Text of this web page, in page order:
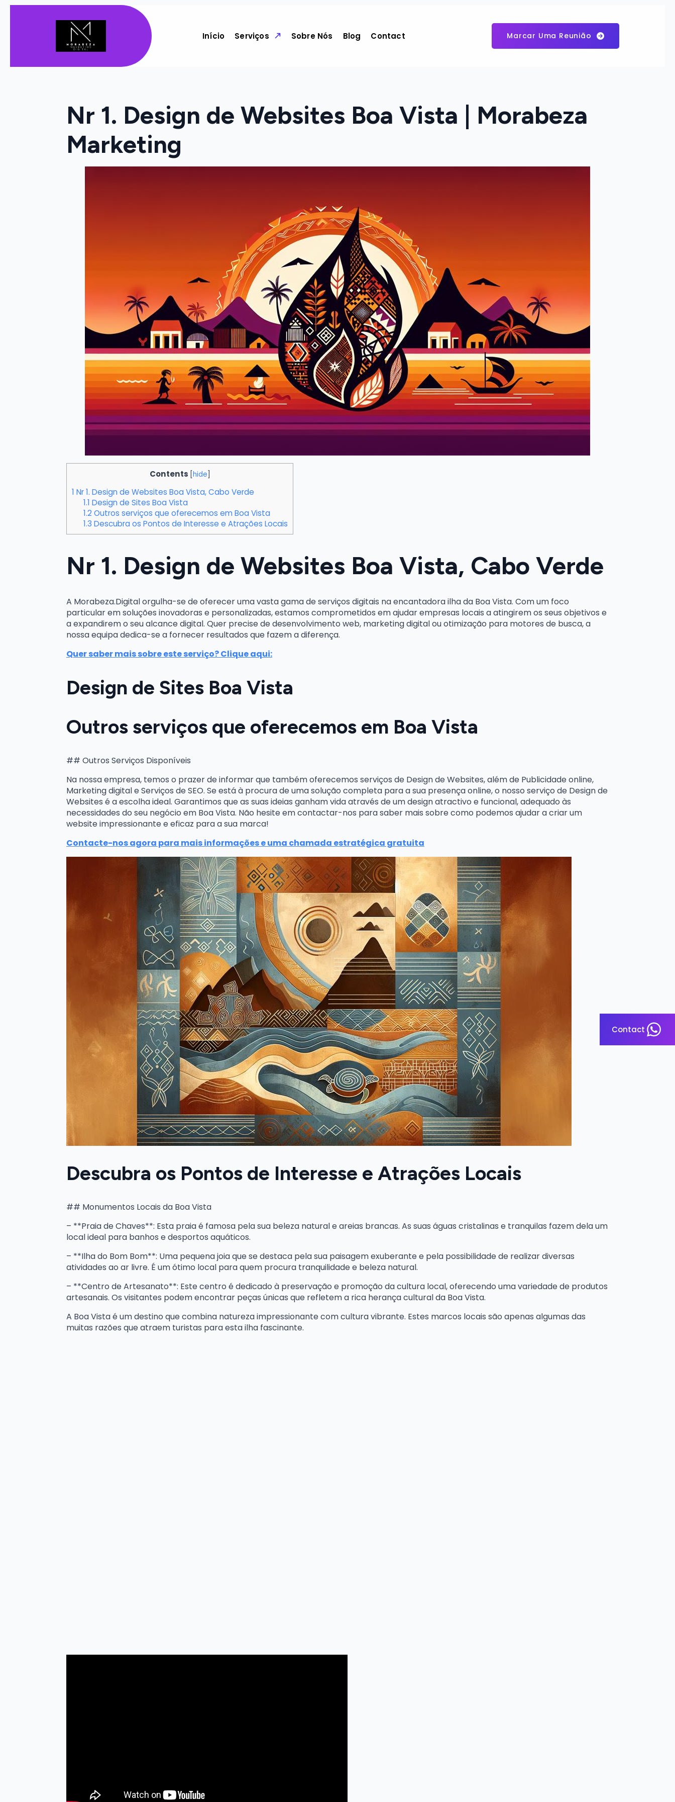
Início Serviços Sobre Nós Blog Contact Marcar Uma Reunião
Nr 1. Design de Websites Boa Vista | Morabeza
Marketing
Contents [hide]
1 Nr 1. Design de Websites Boa Vista, Cabo Verde
1.1 Design de Sites Boa Vista
1.2 Outros serviços que oferecemos em Boa Vista
1.3 Descubra os Pontos de Interesse e Atrações Locais
Nr 1. Design de Websites Boa Vista, Cabo Verde
A Morabeza.Digital orgulha-se de oferecer uma vasta gama de serviços digitais na encantadora ilha da Boa Vista. Com um foco
particular em soluções inovadoras e personalizadas, estamos comprometidos em ajudar empresas locais a atingirem os seus objetivos e
a expandirem o seu alcance digital. Quer precise de desenvolvimento web, marketing digital ou otimização para motores de busca, a
nossa equipa dedica-se a fornecer resultados que fazem a diferença.
Quer saber mais sobre este serviço? Clique aqui:
Design de Sites Boa Vista
Outros serviços que oferecemos em Boa Vista
## Outros Serviços Disponíveis
Na nossa empresa, temos o prazer de informar que também oferecemos serviços de Design de Websites, além de Publicidade online,
Marketing digital e Serviços de SEO. Se está à procura de uma solução completa para a sua presença online, o nosso serviço de Design de
Websites é a escolha ideal. Garantimos que as suas ideias ganham vida através de um design atractivo e funcional, adequado às
necessidades do seu negócio em Boa Vista. Não hesite em contactar-nos para saber mais sobre como podemos ajudar a criar um
website impressionante e eficaz para a sua marca!
Contacte-nos agora para mais informações e uma chamada estratégica gratuita
Descubra os Pontos de Interesse e Atrações Locais
## Monumentos Locais da Boa Vista
– **Praia de Chaves**: Esta praia é famosa pela sua beleza natural e areias brancas. As suas águas cristalinas e tranquilas fazem dela um
local ideal para banhos e desportos aquáticos.
– **Ilha do Bom Bom**: Uma pequena joia que se destaca pela sua paisagem exuberante e pela possibilidade de realizar diversas
atividades ao ar livre. É um ótimo local para quem procura tranquilidade e beleza natural.
– **Centro de Artesanato**: Este centro é dedicado à preservação e promoção da cultura local, oferecendo uma variedade de produtos
artesanais. Os visitantes podem encontrar peças únicas que refletem a rica herança cultural da Boa Vista.
A Boa Vista é um destino que combina natureza impressionante com cultura vibrante. Estes marcos locais são apenas algumas das
muitas razões que atraem turistas para esta ilha fascinante.
Contact